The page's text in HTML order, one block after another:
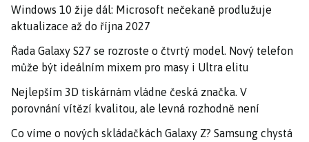
Windows 10 žije dál: Microsoft nečekaně prodlužuje
aktualizace až do října 2027
Řada Galaxy S27 se rozroste o čtvrtý model. Nový telefon
může být ideálním mixem pro masy i Ultra elitu
Nejlepším 3D tiskárnám vládne česká značka. V
porovnání vítězí kvalitou, ale levná rozhodně není
Co víme o nových skládačkách Galaxy Z? Samsung chystá